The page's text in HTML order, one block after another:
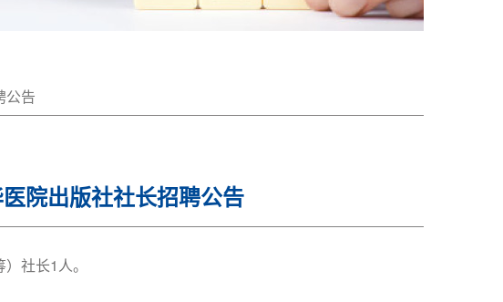
公告
院出版社社长招聘公告
社长1人。